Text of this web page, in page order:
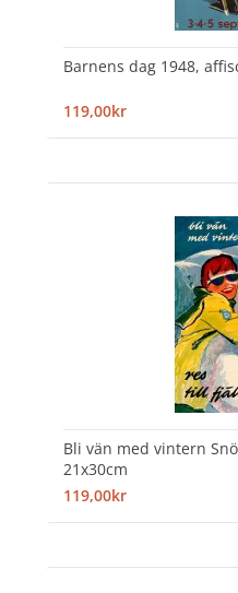
Barnens dag 1948,
119,00kr
Bli vän med vintern
21x30cm
119,00kr